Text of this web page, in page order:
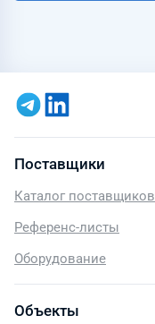
Поставщики
Каталог поставщиков
Референс-листы
Оборудование
Объекты